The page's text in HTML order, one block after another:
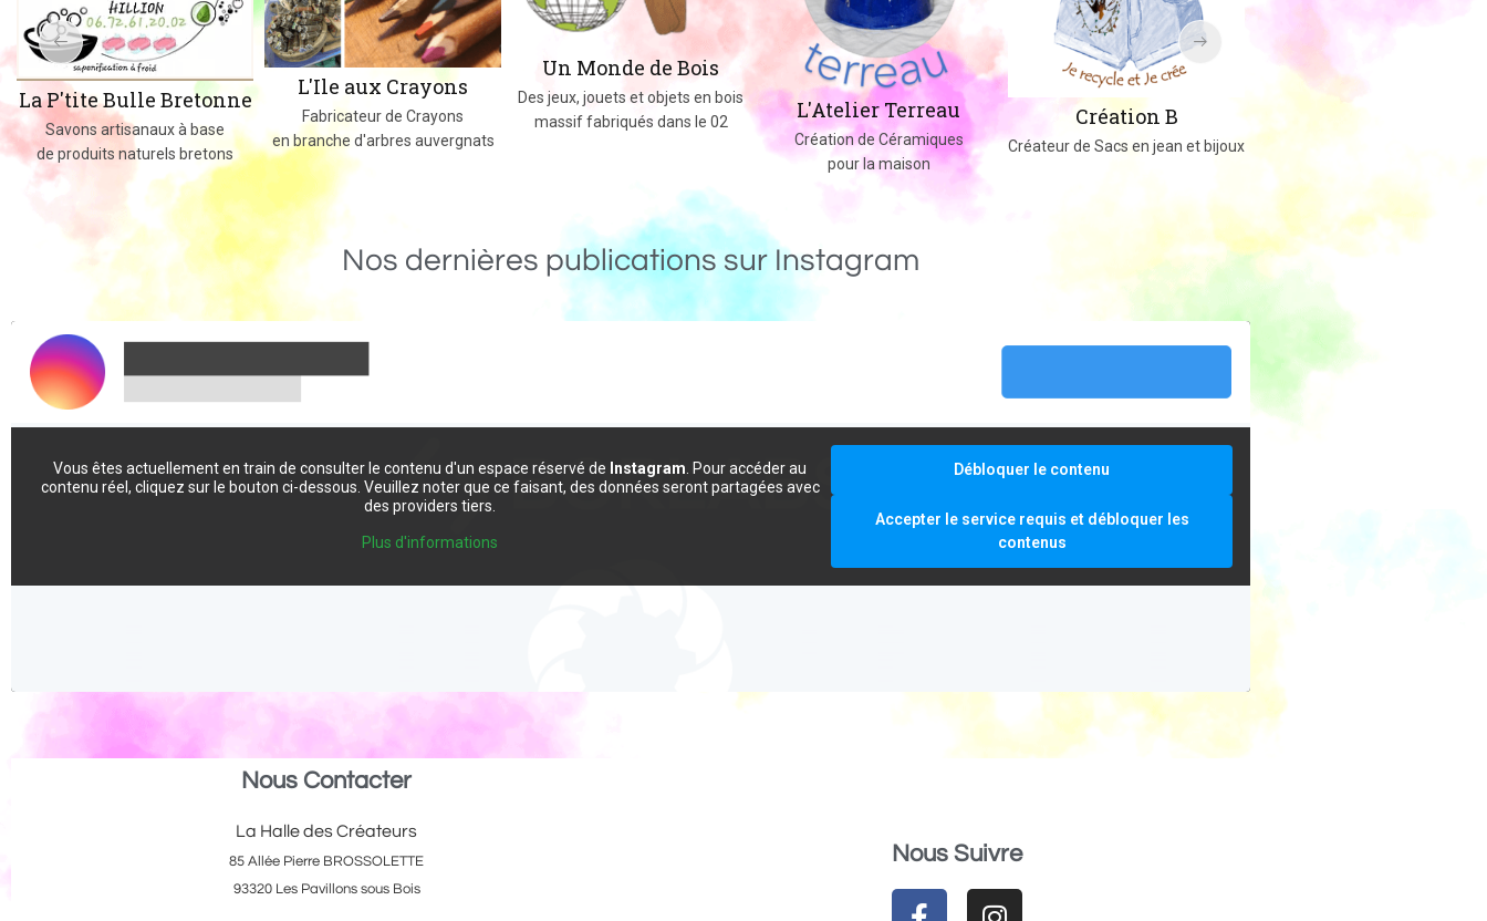
La P'tite Bulle Bretonne
Savons artisanaux à base
de produits naturels bretons
L'Ile aux Crayons
Fabricateur de Crayons
en branche d'arbres auvergnats
Un Monde de Bois
Des jeux, jouets et objets en bois
massif fabriqués dans le 02
L'Atelier Terreau
Création de Céramiques
pour la maison
Création B
Créateur de Sacs en jean et bijoux
Créations au crochet ou tricot
Nos dernières publications sur Instagram
Vous êtes actuellement en train de consulter le contenu d'un espace réservé de Instagram . Pour accéder au
contenu réel, cliquez sur le bouton ci-dessous. Veuillez noter que ce faisant, des données seront partagées avec
des providers tiers.
Plus d'informations
Débloquer le contenu
Accepter le service requis et débloquer les
contenus
Nous Contacter
La Halle des Créateurs
85 Allée Pierre BROSSOLETTE
93320 Les Pavillons sous Bois
Nous Suivre